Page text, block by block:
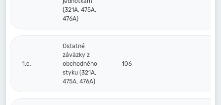
(321A, 475A,
476A)
1.c.
Ostatné
záväzky z
obchodného
styku (321A,
475A, 476A)
106